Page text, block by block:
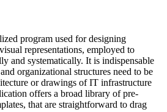
program used for designing
representations, employed to
and systematically. It is indispensable
organizational structures need to be
or drawings of IT infrastructure
offers a broad library of pre-
that are straightforward to drag